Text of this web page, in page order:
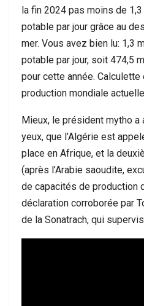
la fin 2024 pas moins de 1,3
potable par jour grâce au
mer. Vous avez bien lu: 1,3
potable par jour, soit 474,5
pour cette année. Calculette
production mondiale
Mieux, le président mytho
yeux, que l’Algérie est
place en Afrique, et la
(après l’Arabie saoudite,
de capacités de production
déclaration corroborée par
de la Sonatrach, qui